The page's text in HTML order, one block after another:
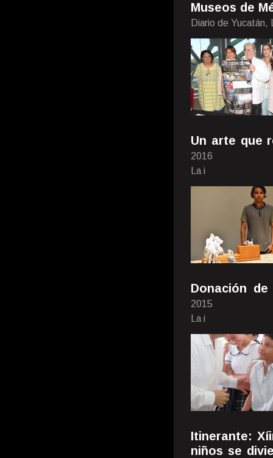
Museos de
Diario de Yucatán,
Un arte que
2016
La i
Donación
2015
La i
Itinerante:
niños se